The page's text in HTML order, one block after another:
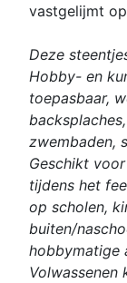
vastgelijmt
Deze
Hobby- en
toepasbaar,
zwembaden,
Geschikt
tijdens het
op scholen,
buiten/
hobbymatige
Volwassenen